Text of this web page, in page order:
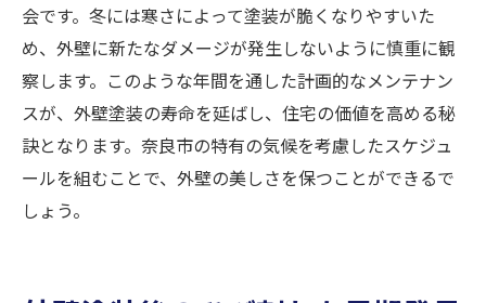
会です。冬には寒さによって塗装が脆くなりやすいた
め、外壁に新たなダメージが発生しないように慎重に観
察します。このような年間を通した計画的なメンテナン
スが、外壁塗装の寿命を延ばし、住宅の価値を高める秘
訣となります。奈良市の特有の気候を考慮したスケジュ
ールを組むことで、外壁の美しさを保つことができるで
しょう。